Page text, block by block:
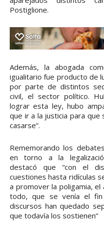
Postiglione.
Además, la abogada
igualitario fue producto de
por parte de distintos
civil, el sector político.
lograr esta ley, hubo
que ir a la justicia para que
casarse”.
Rememorando los
en torno a la
destacó que “con el
cuestiones hasta ridículas
a promover la poligamia,
todo, que se venía el
discursos han quedado
que todavía los sostienen”